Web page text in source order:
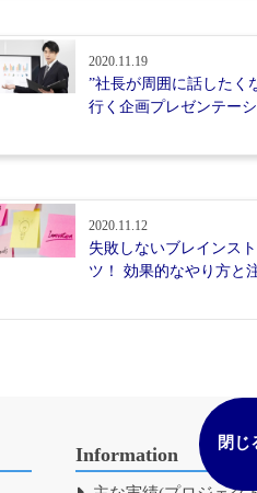
2020.11.19
”社長が周囲に話したく
行く企画プレゼンテーシ
2020.11.12
失敗しないブレインス
ツ！ 効果的なやり方と
Information